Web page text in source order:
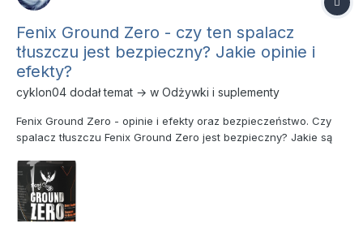
Fenix Ground Zero - czy ten spalacz
tłuszczu jest bezpieczny? Jakie opinie i
efekty?
cyklon04 dodał temat → w Odżywki i suplementy
Fenix Ground Zero - opinie i efekty oraz bezpieczeństwo. Czy
spalacz tłuszczu Fenix Ground Zero jest bezpieczny? Jakie są
niniejszym temacie. Wszystko o spalaczu tłuszczu Fenix Ground
ZeroFenix Ground Zero – opinie i efekty...